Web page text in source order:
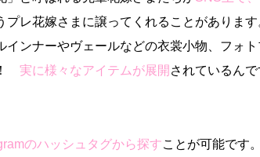
プレ花嫁さまに譲ってくれることがありま
インナーやヴェールなどの衣裳小物、フォ
実に様々なアイテムが展開 されているんで
のハッシュタグから探すことが可能です